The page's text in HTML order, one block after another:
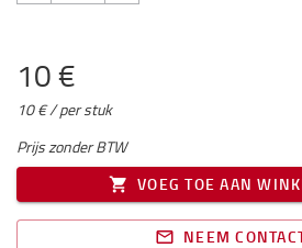
10 €
10 € / per stuk
Prijs zonder BTW
VOEG TOE AAN
NEEM